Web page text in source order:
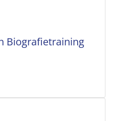
Biografietraining